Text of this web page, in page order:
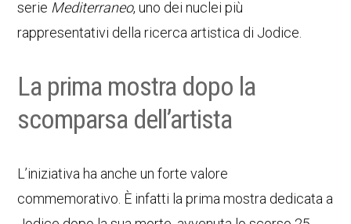
serie Mediterraneo, uno dei nuclei più
rappresentativi della ricerca artistica di Jodice.
La prima mostra dopo la
scomparsa dell’artista
L’iniziativa ha anche un forte valore
commemorativo. È infatti la prima mostra dedicata a